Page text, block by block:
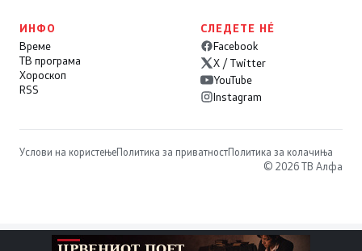
ИНФО
Време
ТВ програма
Хороскоп
RSS
СЛЕДЕТЕ НÉ
Facebook
X / Twitter
YouTube
Instagram
Услови на користењеПолитика за приватностПолитика за колачиња
© 2026 ТВ Алфа